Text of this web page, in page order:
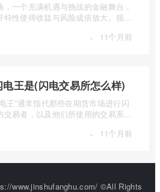
，一个充满机遇与挑战的金融舞台，
特性使得收益与风险成倍放大。很多
· 11个月前
电王是(闪电交易所怎么样)
王”通常指代那些在期货市场进行闪
交易者，以及他们所使用的交易系统
· 11个月前
www.jinshufanghu.com/ ©All Rights